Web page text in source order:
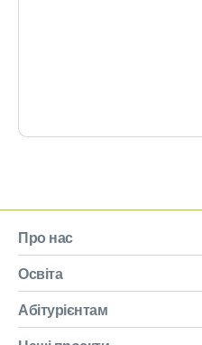
Про нас
Освіта
Абітурієнтам